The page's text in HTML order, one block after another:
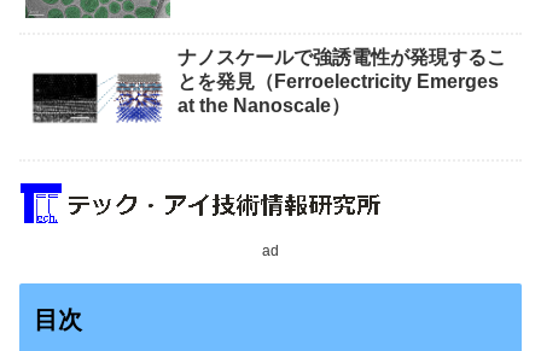
ナノスケールで強誘電性が発現するこ
とを発見（Ferroelectricity Emerges
at the Nanoscale）
ad
目次